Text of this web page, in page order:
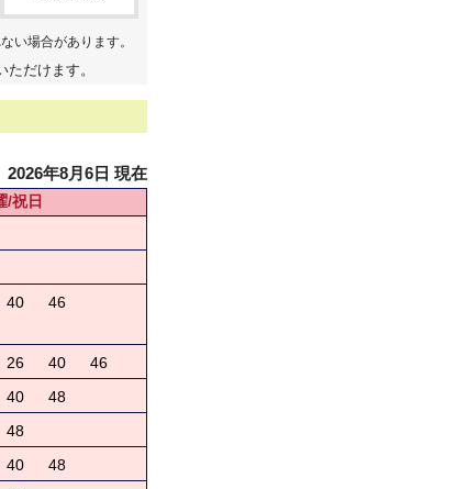
い場合があります。
だけます。
2026年8月6日 現在
/祝日
40 46
26 40
46
40
48
48
40
48